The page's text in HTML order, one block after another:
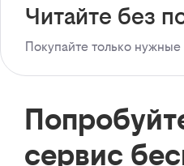
Читайте без
Покупайте только нужные
сервис